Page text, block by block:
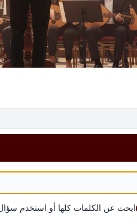
ابحث عن الكلمات كلها أو استخدم